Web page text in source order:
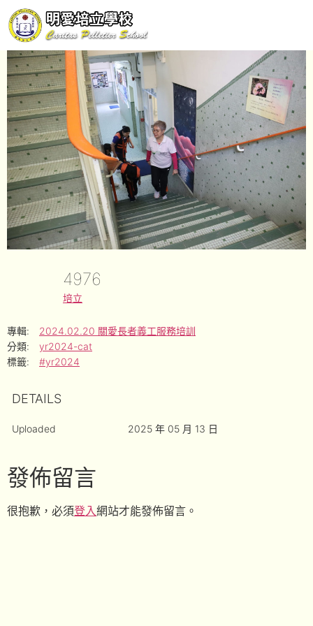
4976
培立
專輯:
2024.02.20 關愛長者義工服務培訓
分類:
yr2024-cat
標籤:
#yr2024
DETAILS
Uploaded 2025 年 05 月 13 日
發佈留言
很抱歉，必須登入網站才能發佈留言。